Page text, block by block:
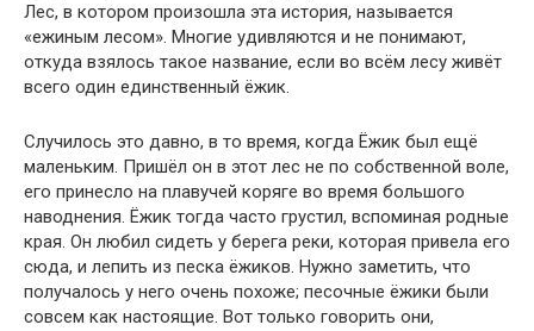
Лес, в котором произошла эта история, называется
«ежиным лесом». Многие удивляются и не понимают,
откуда взялось такое название, если во всём лесу живёт
всего один единственный ёжик.
Случилось это давно, в то время, когда Ёжик был ещё
маленьким. Пришёл он в этот лес не по собственной воле,
его принесло на плавучей коряге во время большого
наводнения. Ёжик тогда часто грустил, вспоминая родные
края. Он любил сидеть у берега реки, которая привела его
сюда, и лепить из песка ёжиков. Нужно заметить, что
получалось у него очень похоже; песочные ёжики были
совсем как настоящие. Вот только говорить они,